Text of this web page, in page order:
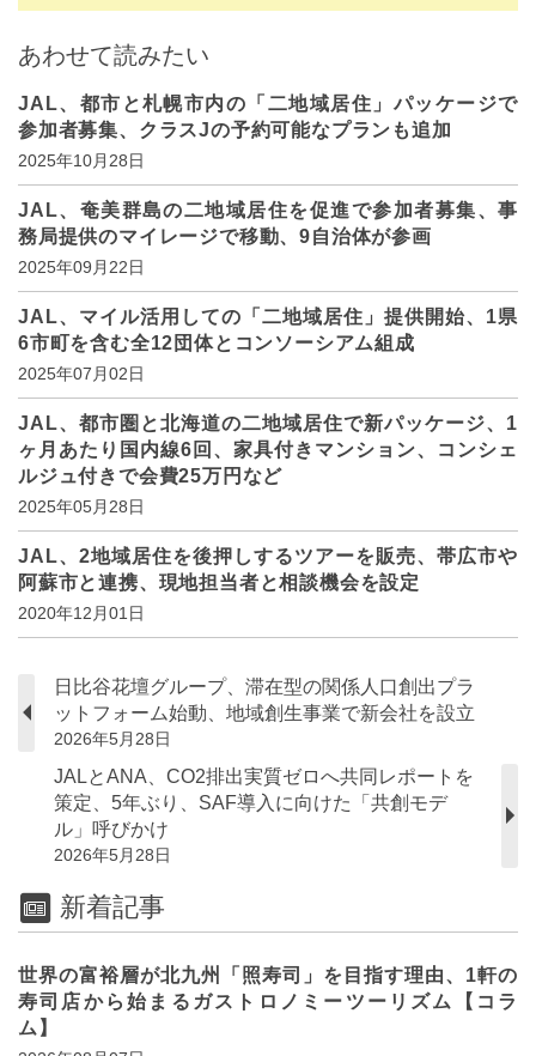
あわせて読みたい
JAL、都市と札幌市内の「二地域居住」パッケージで
参加者募集、クラスJの予約可能なプランも追加
2025年10月28日
JAL、奄美群島の二地域居住を促進で参加者募集、事
務局提供のマイレージで移動、9自治体が参画
2025年09月22日
JAL、マイル活用しての「二地域居住」提供開始、1県
6市町を含む全12団体とコンソーシアム組成
2025年07月02日
JAL、都市圏と北海道の二地域居住で新パッケージ、1
ヶ月あたり国内線6回、家具付きマンション、コンシェ
ルジュ付きで会費25万円など
2025年05月28日
JAL、2地域居住を後押しするツアーを販売、帯広市や
阿蘇市と連携、現地担当者と相談機会を設定
2020年12月01日
日比谷花壇グループ、滞在型の関係人口創出プラ
ットフォーム始動、地域創生事業で新会社を設立
2026年5月28日
JALとANA、CO2排出実質ゼロへ共同レポートを
策定、5年ぶり、SAF導入に向けた「共創モデ
ル」呼びかけ
2026年5月28日
新着記事
世界の富裕層が北九州「照寿司」を目指す理由、1軒の
寿司店から始まるガストロノミーツーリズム【コラ
ム】